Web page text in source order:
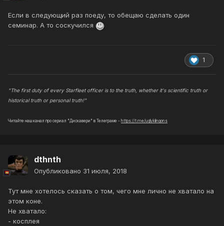
Если в следующий раз поеду, то обещаю сделать один
семинар. А то соскучился
1
"The first duty of every Starfleet officer is to the truth, whether it's scientific truth or
historical truth or personal truth!"
Читайте наш канал про сериал "Дискавери" в Телеграме - https://t.me/uglyklingons
dthnth
Опубликовано 31 июля, 2018
Тут мне хотелось сказать о том, чего мне лично не хватало на
этом коне.
Не хватало:
- косплея